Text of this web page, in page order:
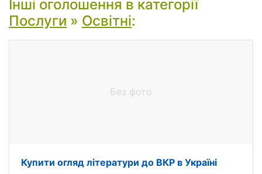
Інші оголошення в категорії
Послуги » Освітні:
Без фото
Купити огляд літератури до ВКР в Україні